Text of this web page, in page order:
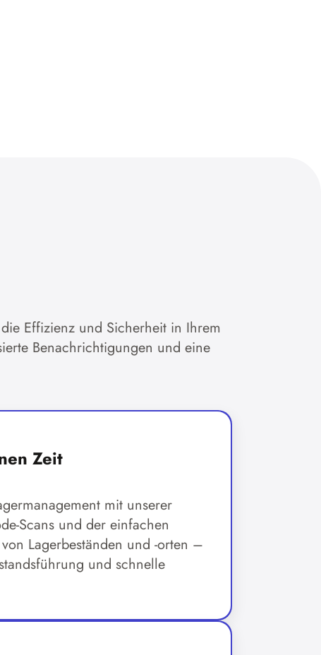
Effizienz und Sicherheit in Ihrem
Benachrichtigungen und eine
Zeit
mit unserer
Scans und der einfachen
Lagerbeständen und -orten –
und schnelle